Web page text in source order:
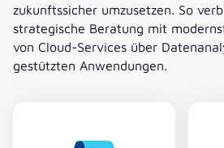
zukunftssicher umzusetzen. So
strategische Beratung mit
von Cloud-Services über
gestützten Anwendungen.